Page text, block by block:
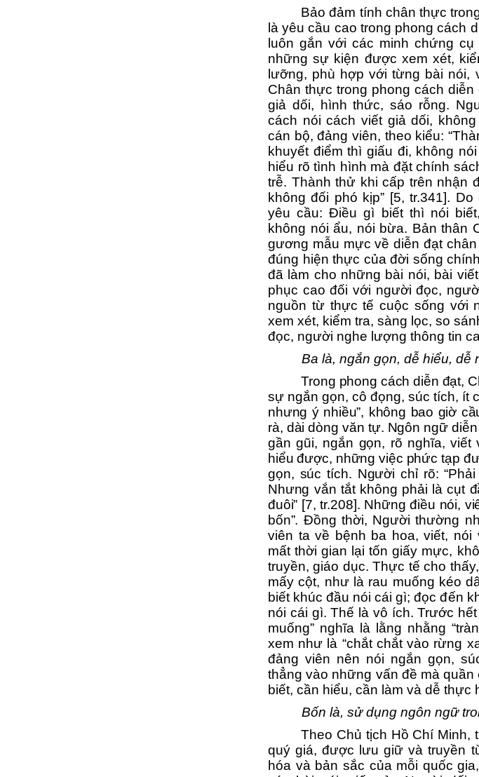
Bảo đảm tính chân thực
là yêu cầu cao trong phong cách
luôn gắn với các minh chứng
những sự kiện được xem xét,
lưỡng, phù hợp với từng bài
Chân thực trong phong cách
giả dối, hình thức, sáo rỗng.
cách nói cách viết giả dối,
cán bộ, đảng viên, theo kiểu:
khuyết điểm thì giấu đi, không
hiểu rõ tình hình mà đặt chính
trễ. Thành thử khi cấp trên nhận
không đối phó kịp” [5, tr.341].
yêu cầu: Điều gì biết thì nói
không nói ẩu, nói bừa. Bản thân
gương mẫu mực về diễn đạt
đúng hiện thực của đời sống
đã làm cho những bài nói, bài
phục cao đối với người đọc,
nguồn từ thực tế cuộc sống với
xem xét, kiểm tra, sàng lọc, so
đọc, người nghe lượng thông tin
Ba là, ngắn gọn, dễ hiểu, dễ
Trong phong cách diễn đạt,
sự ngắn gọn, cô đọng, súc tích, ít
nhưng ý nhiều”, không bao giờ
rà, dài dòng văn tự. Ngôn ngữ
gần gũi, ngắn gọn, rõ nghĩa,
hiểu được, những việc phức tạp
gọn, súc tích. Người chỉ rõ:
Nhưng vắn tắt không phải là cụt
đuôi” [7, tr.208]. Những điều nói,
bốn”. Đồng thời, Người thường
viên tavề bệnh ba hoa, viết, nói
mất thời gian lại tốn giấy mực,
truyền, giáo dục.Thực tế cho thấy,
mấy cột, như là rau muống kéo
biết khúc đầu nói cái gì; đọc đến
nói cái gì. Thế là vô ích. Trước
muống” nghĩa là lằng nhằng
xem như là “chắt chắt vào rừng
đảng viên nên nói ngắn gọn,
thẳng vào những vấn đề mà quần
biết, cần hiểu, cần làm và dễ thực
Bốn là, sử dụng ngôn ngữ
Theo Chủ tịch Hồ Chí Minh,
quý giá, được lưu giữ và truyền
hóa và bản sắc của mỗi quốc